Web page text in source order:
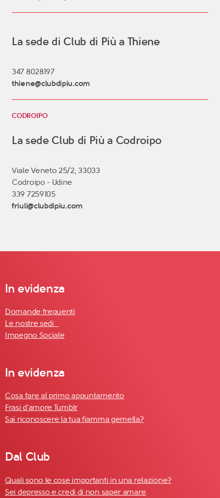
La sede di Club di Più a Thiene
347 8028197
thiene@clubdipiu.com
CODROIPO
La sede Club di Più a Codroipo
Viale Veneto 25/2, 33033
Codroipo - Udine
339 7259105
friuli@clubdipiu.com
In evidenza
Domande frequenti
Le nostre sedi
Impegno Sociale
In evidenza
Cosa fare al primo appuntamento
Frasi d'amore Tumblr
Sai riconoscere la tua fiamma gemella?
Dal Club
Quali sono le cose importanti in una relazione?
Sei depresso e credi di non saper amare